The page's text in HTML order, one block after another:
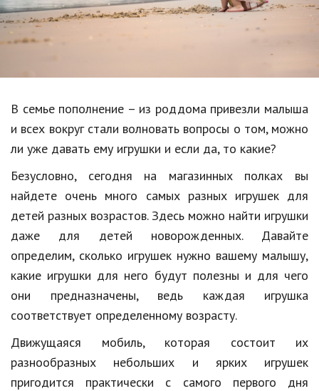
Образование
В мире
Спорт
Знаменитости
Статьи
Обзоры
Рецепты
Красота и здоровье
Hi-Tech. Интернет
Авто, мото
Дом и сад
В семье пополнение – из роддома привезли малыша
и всех вокруг стали волновать вопросы о том, можно
ли уже давать ему игрушки и если да, то какие?
Безусловно, сегодня на магазинных полках вы
найдете очень много самых разных игрушек для
детей разных возрастов. Здесь можно найти игрушки
даже для детей новорожденных. Давайте
определим, сколько игрушек нужно вашему малышу,
какие игрушки для него будут полезны и для чего
они предназначены, ведь каждая игрушка
соответствует определенному возрасту.
Движущаяся мобиль, которая состоит их
разнообразных небольших и ярких игрушек
пригодится практически с самого первого дня